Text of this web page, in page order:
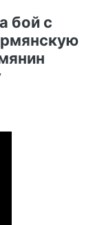
бой с